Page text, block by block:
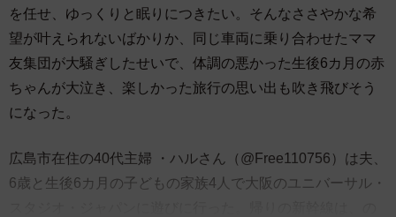
を任せ、ゆっくりと眠りにつきたい。そんなささやかな希
望が叶えられないばかりか、同じ車両に乗り合わせたママ
友集団が大騒ぎしたせいで、体調の悪かった生後6カ月の赤
ちゃんが大泣き、楽しかった旅行の思い出も吹き飛びそう
になった。
広島市在住の40代主婦 ・ハルさん（@Free110756）は夫、
6歳と生後6カ月の子どもの家族4人で大阪のユニバーサル・